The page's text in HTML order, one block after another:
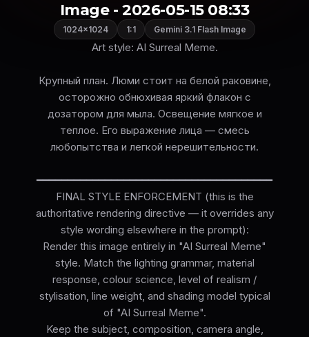
Image - 2026-05-15 08:33
1024×1024 1:1 Gemini 3.1 Flash Image
Art style: AI Surreal Meme.
Крупный план. Люми стоит на белой раковине,
осторожно обнюхивая яркий флакон с
дозатором для мыла. Освещение мягкое и
теплое. Его выражение лица — смесь
любопытства и легкой нерешительности.
━━━━━━━━━━━━━━━━━━━━━━━━━━━━━━━━━━━━━━
FINAL STYLE ENFORCEMENT (this is the
authoritative rendering directive — it overrides any
style wording elsewhere in the prompt):
Render this image entirely in "AI Surreal Meme"
style. Match the lighting grammar, material
response, colour science, level of realism /
stylisation, line weight, and shading model typical
of "AI Surreal Meme".
Keep the subject, composition, camera angle,